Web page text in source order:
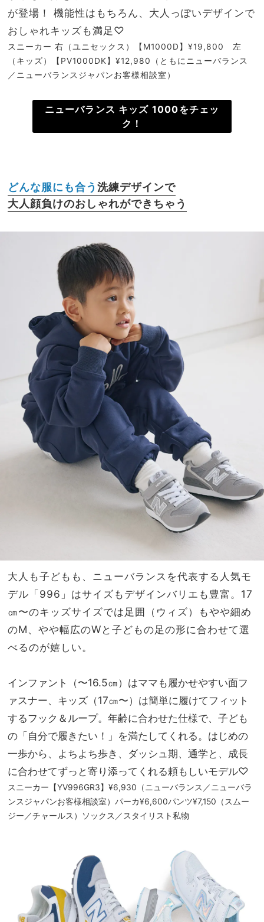
が登場！ 機能性はもちろん、大人っぽいデザインで
おしゃれキッズも満足♡
スニーカー 右（ユニセックス）【M1000D】¥19,800 左
（キッズ）【PV1000DK】¥12,980（ともにニューバランス
／ニューバランスジャパンお客様相談室）
ニューバランス キッズ 1000をチェッ
ク！
どんな服にも合う 洗練デザインで
大人顔負けのおしゃれができちゃう
大人も子どもも、ニューバランスを代表する人気モ
デル「996」はサイズもデザインバリエも豊富。17
㎝〜のキッズサイズでは足囲（ウィズ）もやや細め
のM、やや幅広のWと子どもの足の形に合わせて選
べるのが嬉しい。
インファント（〜16.5㎝）はママも履かせやすい面フ
ァスナー、キッズ（17㎝〜）は簡単に履けてフィット
するフック＆ループ。年齢に合わせた仕様で、子ども
の「自分で履きたい！」を満たしてくれる。はじめの
一歩から、よちよち歩き、ダッシュ期、通学と、成長
に合わせてずっと寄り添ってくれる頼もしいモデル♡
スニーカー【YV996GR3】¥6,930（ニューバランス／ニューバラ
ンスジャパンお客様相談室）パーカ¥6,600パンツ¥7,150（スムー
ジー／チャールス）ソックス／スタイリスト私物